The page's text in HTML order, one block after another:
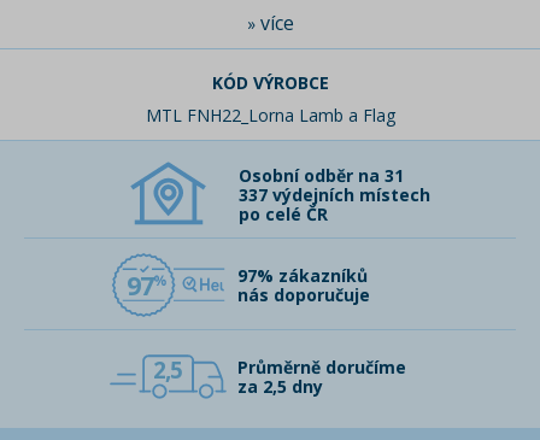
» více
KÓD VÝROBCE
MTL FNH22_Lorna Lamb a Flag
Osobní odběr na 31
337 výdejních místech
po celé ČR
97
97% zákazníků
nás doporučuje
2,5
Průměrně doručíme
za 2,5 dny